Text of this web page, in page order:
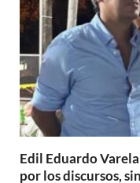
Edil Eduardo
por los discursos,